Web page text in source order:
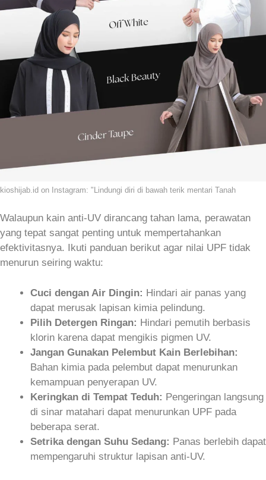
kioshijab.id on Instagram: "Lindungi diri di bawah terik mentari Tanah
Walaupun kain anti‑UV dirancang tahan lama, perawatan
yang tepat sangat penting untuk mempertahankan
efektivitasnya. Ikuti panduan berikut agar nilai UPF tidak
menurun seiring waktu:
Cuci dengan Air Dingin: Hindari air panas yang
dapat merusak lapisan kimia pelindung.
Pilih Detergen Ringan: Hindari pemutih berbasis
klorin karena dapat mengikis pigmen UV.
Jangan Gunakan Pelembut Kain Berlebihan:
Bahan kimia pada pelembut dapat menurunkan
kemampuan penyerapan UV.
Keringkan di Tempat Teduh: Pengeringan langsung
di sinar matahari dapat menurunkan UPF pada
beberapa serat.
Setrika dengan Suhu Sedang: Panas berlebih dapat
mempengaruhi struktur lapisan anti‑UV.